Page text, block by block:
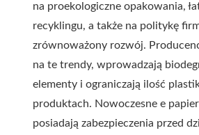
na proekologiczne opakowania,
recyklingu, a także na politykę
zrównoważony rozwój.
na te trendy, wprowadzają
elementy i ograniczają ilość
produktach. Nowoczesne e
posiadają zabezpieczenia przed